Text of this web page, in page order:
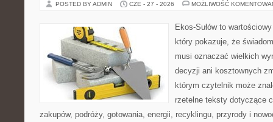
POSTED BY ADMIN CZE - 27 - 2026 MOŻLIWOŚĆ
Ekos-Sułów to
który pokazuje, że
musi oznaczać wielkich
decyzji ani kosztownych
którym czytelnik może
rzetelne teksty dotyczące
zakupów, podróży, gotowania, energii, recyklingu, przyrody i